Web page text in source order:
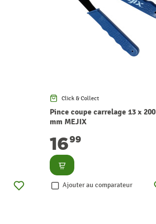
Click & Collect
Pince coupe carrelage 13 x 200
mm MEJIX
1699
Consulter
Ajouter au comparateur